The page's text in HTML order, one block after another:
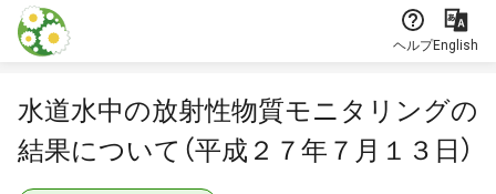
本文に飛ぶ
ヘルプEnglish
水道水中の放射性物質モニタリングの
結果について（平成２７年７月１３日）